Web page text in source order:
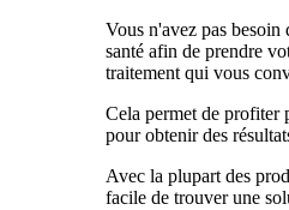
Vous n'avez pas besoin
santé afin de prendre
traitement qui vous
Cela permet de profiter
pour obtenir des
Avec la plupart des
facile de trouver une